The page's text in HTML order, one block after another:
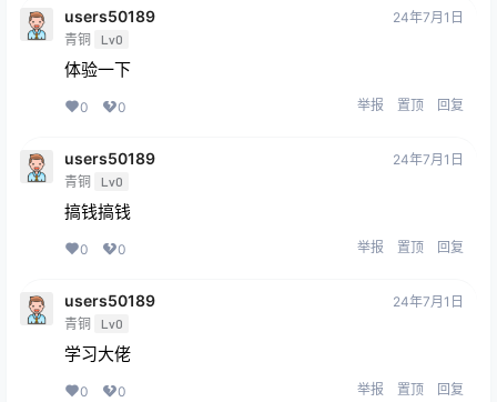
users50189
青铜 Lv0
24年7月1日
体验一下
0 0 举报 置顶 回复
users50189
青铜 Lv0
24年7月1日
搞钱搞钱
0 0 举报 置顶 回复
users50189
青铜 Lv0
24年7月1日
学习大佬
0 0 举报 置顶 回复